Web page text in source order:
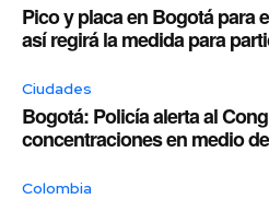
Pico y placa en Bogotá para
así regirá la medida para
Ciudades
Bogotá: Policía alerta al
concentraciones en medio
Colombia